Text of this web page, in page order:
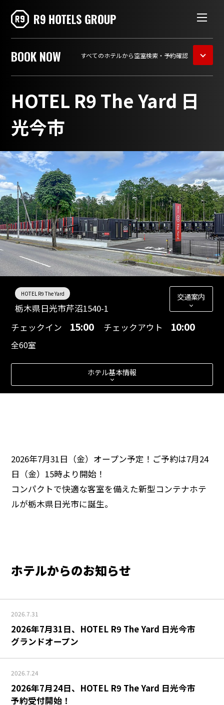
BOOK NOW すべてのホテルから空室検索・予約確認
HOTEL R9 The Yard 日
光今市
HOTEL R9 The Yard
栃木県日光市芹沼1540-1
交通案内
チェックイン 15:00 チェックアウト 10:00
全60室
ホテル基本情報
2026年7月31日（金）オープン予定！ご予約は7月24
日（金）15時より開始！
コンパクトで快適な客室を備えた新型コンテナホテ
ルが栃木県日光市に誕生。
ホテルからのお知らせ
2026.7.31
2026年7月31日、HOTEL R9 The Yard 日光今市
グランドオープン
2026.7.24
2026年7月24日、HOTEL R9 The Yard 日光今市
予約受付開始！